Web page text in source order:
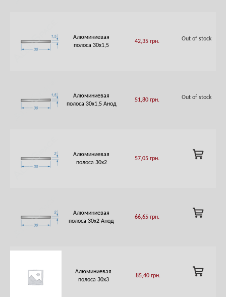
Алюминиевая
полоса 30х1,5
42,35 грн. Out of stock
Алюминиевая
полоса 30х1,5 Анод
51,80 грн. Out of stock
Алюминиевая
полоса 30х2
57,05 грн.
ADD
TO
Алюминиевая
полоса 30х2 Анод
66,65 грн.
ADD
TO
Алюминиевая
полоса 30х3
85,40 грн.
ADD
TO